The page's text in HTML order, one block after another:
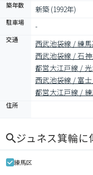
築年数 新築 (1992年)
駐車場 -
交通 西武池袋線 / 練
西武池袋線 / 石
都営大江戸線 /
西武池袋線 / 富
都営大江戸線 /
住所
ジュネス箕輪に
練馬区